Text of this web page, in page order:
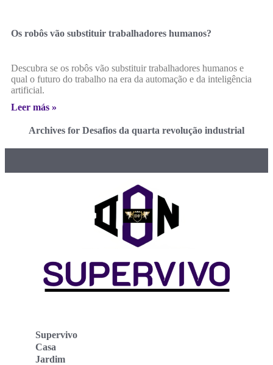
Os robôs vão substituir trabalhadores humanos?
Descubra se os robôs vão substituir trabalhadores humanos e
qual o futuro do trabalho na era da automação e da inteligência
artificial.
Leer más »
Archives for Desafios da quarta revolução industrial
Supervivo
Casa
Jardim